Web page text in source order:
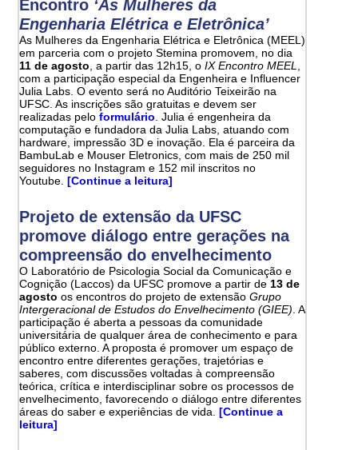
Encontro ‘As Mulheres da
Engenharia Elétrica e Eletrônica’
As Mulheres da Engenharia Elétrica e Eletrônica (MEEL)
em parceria com o projeto Stemina promovem, no dia
11 de agosto , a partir das 12h15, o IX Encontro MEEL
com a participação especial da Engenheira e Influencer
Julia Labs. O evento será no Auditório Teixeirão na
UFSC. As inscrições são gratuitas e devem ser
realizadas peloformulário . Julia é engenheira da
computação e fundadora da Julia Labs, atuando com
hardware, impressão 3D e inovação. Ela é parceira da
BambuLab e Mouser Eletronics, com mais de 250 mil
seguidores no Instagram e 152 mil inscritos no
Youtube. [Continue a leitura]
Projeto de extensão da UFSC
promove diálogo entre gerações na
compreensão do envelhecimento
O Laboratório de Psicologia Social da Comunicação e
Cognição (Laccos) da UFSC promove a partir de 13 de
agosto os encontros do projeto de extensãoGrupo
Intergeracional de Estudos do Envelhecimento (GIEE) . A
participação é aberta a pessoas da comunidade
universitária de qualquer área de conhecimento e para
público externo. A proposta é promover um espaço de
encontro entre diferentes gerações, trajetórias e
saberes, com discussões voltadas à compreensão
teórica, crítica e interdisciplinar sobre os processos de
envelhecimento, favorecendo o diálogo entre diferentes
áreas do saber e experiências de vida. [Continue a
leitura]